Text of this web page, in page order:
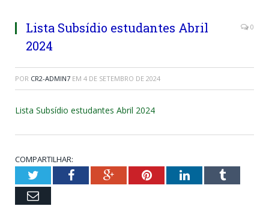
Lista Subsídio estudantes Abril
2024
0
POR CR2-ADMIN7 EM 4 DE SETEMBRO DE 2024
Lista Subsídio estudantes Abril 2024
COMPARTILHAR:
TwitterFacebookGoogle+PinterestLinkedInTumblr
Email